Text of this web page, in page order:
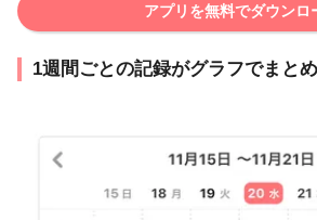
アプリを無料でダウンロ
1週間ごとの記録がグラフでまと